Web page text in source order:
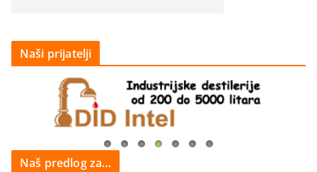
Naši prijatelji
Naš predlog za…